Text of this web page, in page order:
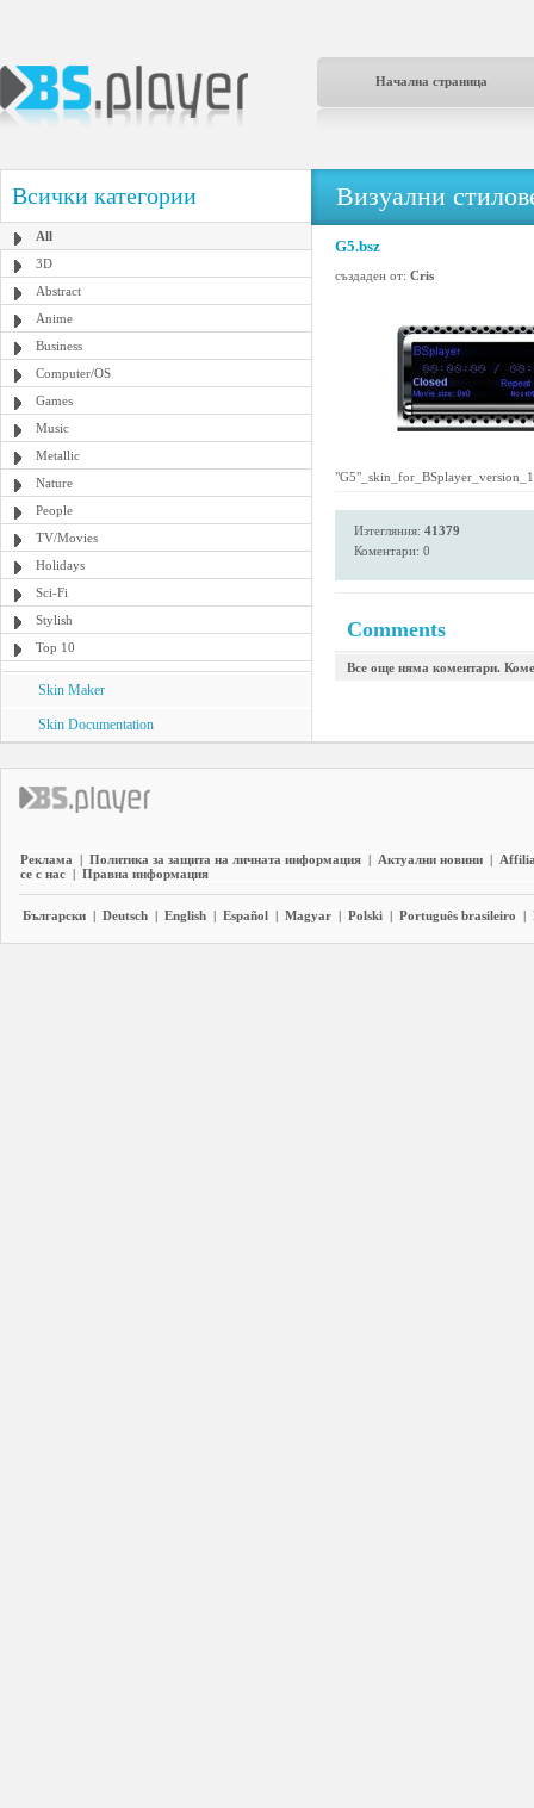
Начална страница
Всички категории
All
3D
Abstract
Anime
Business
Computer/OS
Games
Music
Metallic
Nature
People
TV/Movies
Holidays
Sci-Fi
Stylish
Top 10
Skin Maker
Skin Documentation
Визуални
G5.bsz
създаден от: Cris
Изтегляния: 41379
Коментари: 0
Comments
Все още няма коментари.
Реклама | Политика за защита на личната информация | Актуални новини |
се с нас | Правна информация
Български | Deutsch | English | Español | Magyar | Polski | Português brasileiro |